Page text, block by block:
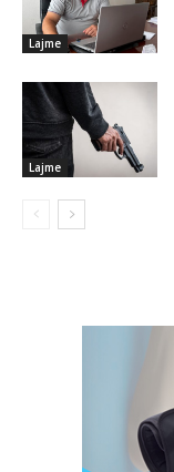
Lajme
Lajme